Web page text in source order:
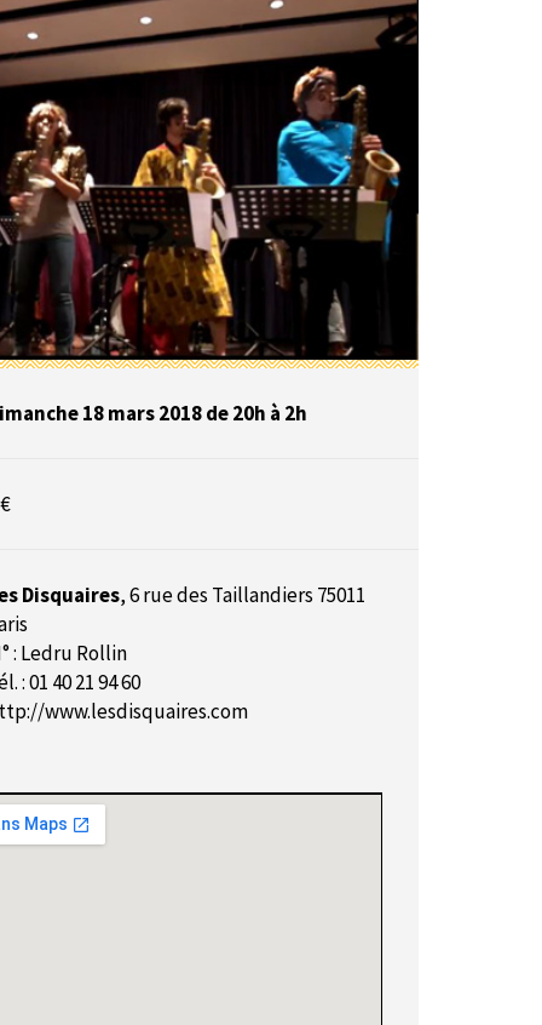
18 mars 2018 de 20h à 2h
Disquaires,6 rue des Taillandiers 75011
: Ledru Rollin
: 01 40 21 94 60
www.lesdisquaires.com